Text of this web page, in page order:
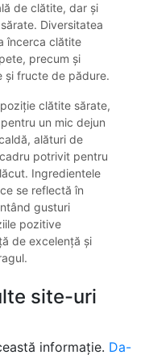
de clătite, dar și
Diversitatea
încerca clătite
precum și
și fructe de pădure.
clătite sărate,
un mic dejun
alături de
potrivit pentru
Ingredientele
se reflectă în
gusturi
pozitive
de excelență și
site-uri
informație. Da-